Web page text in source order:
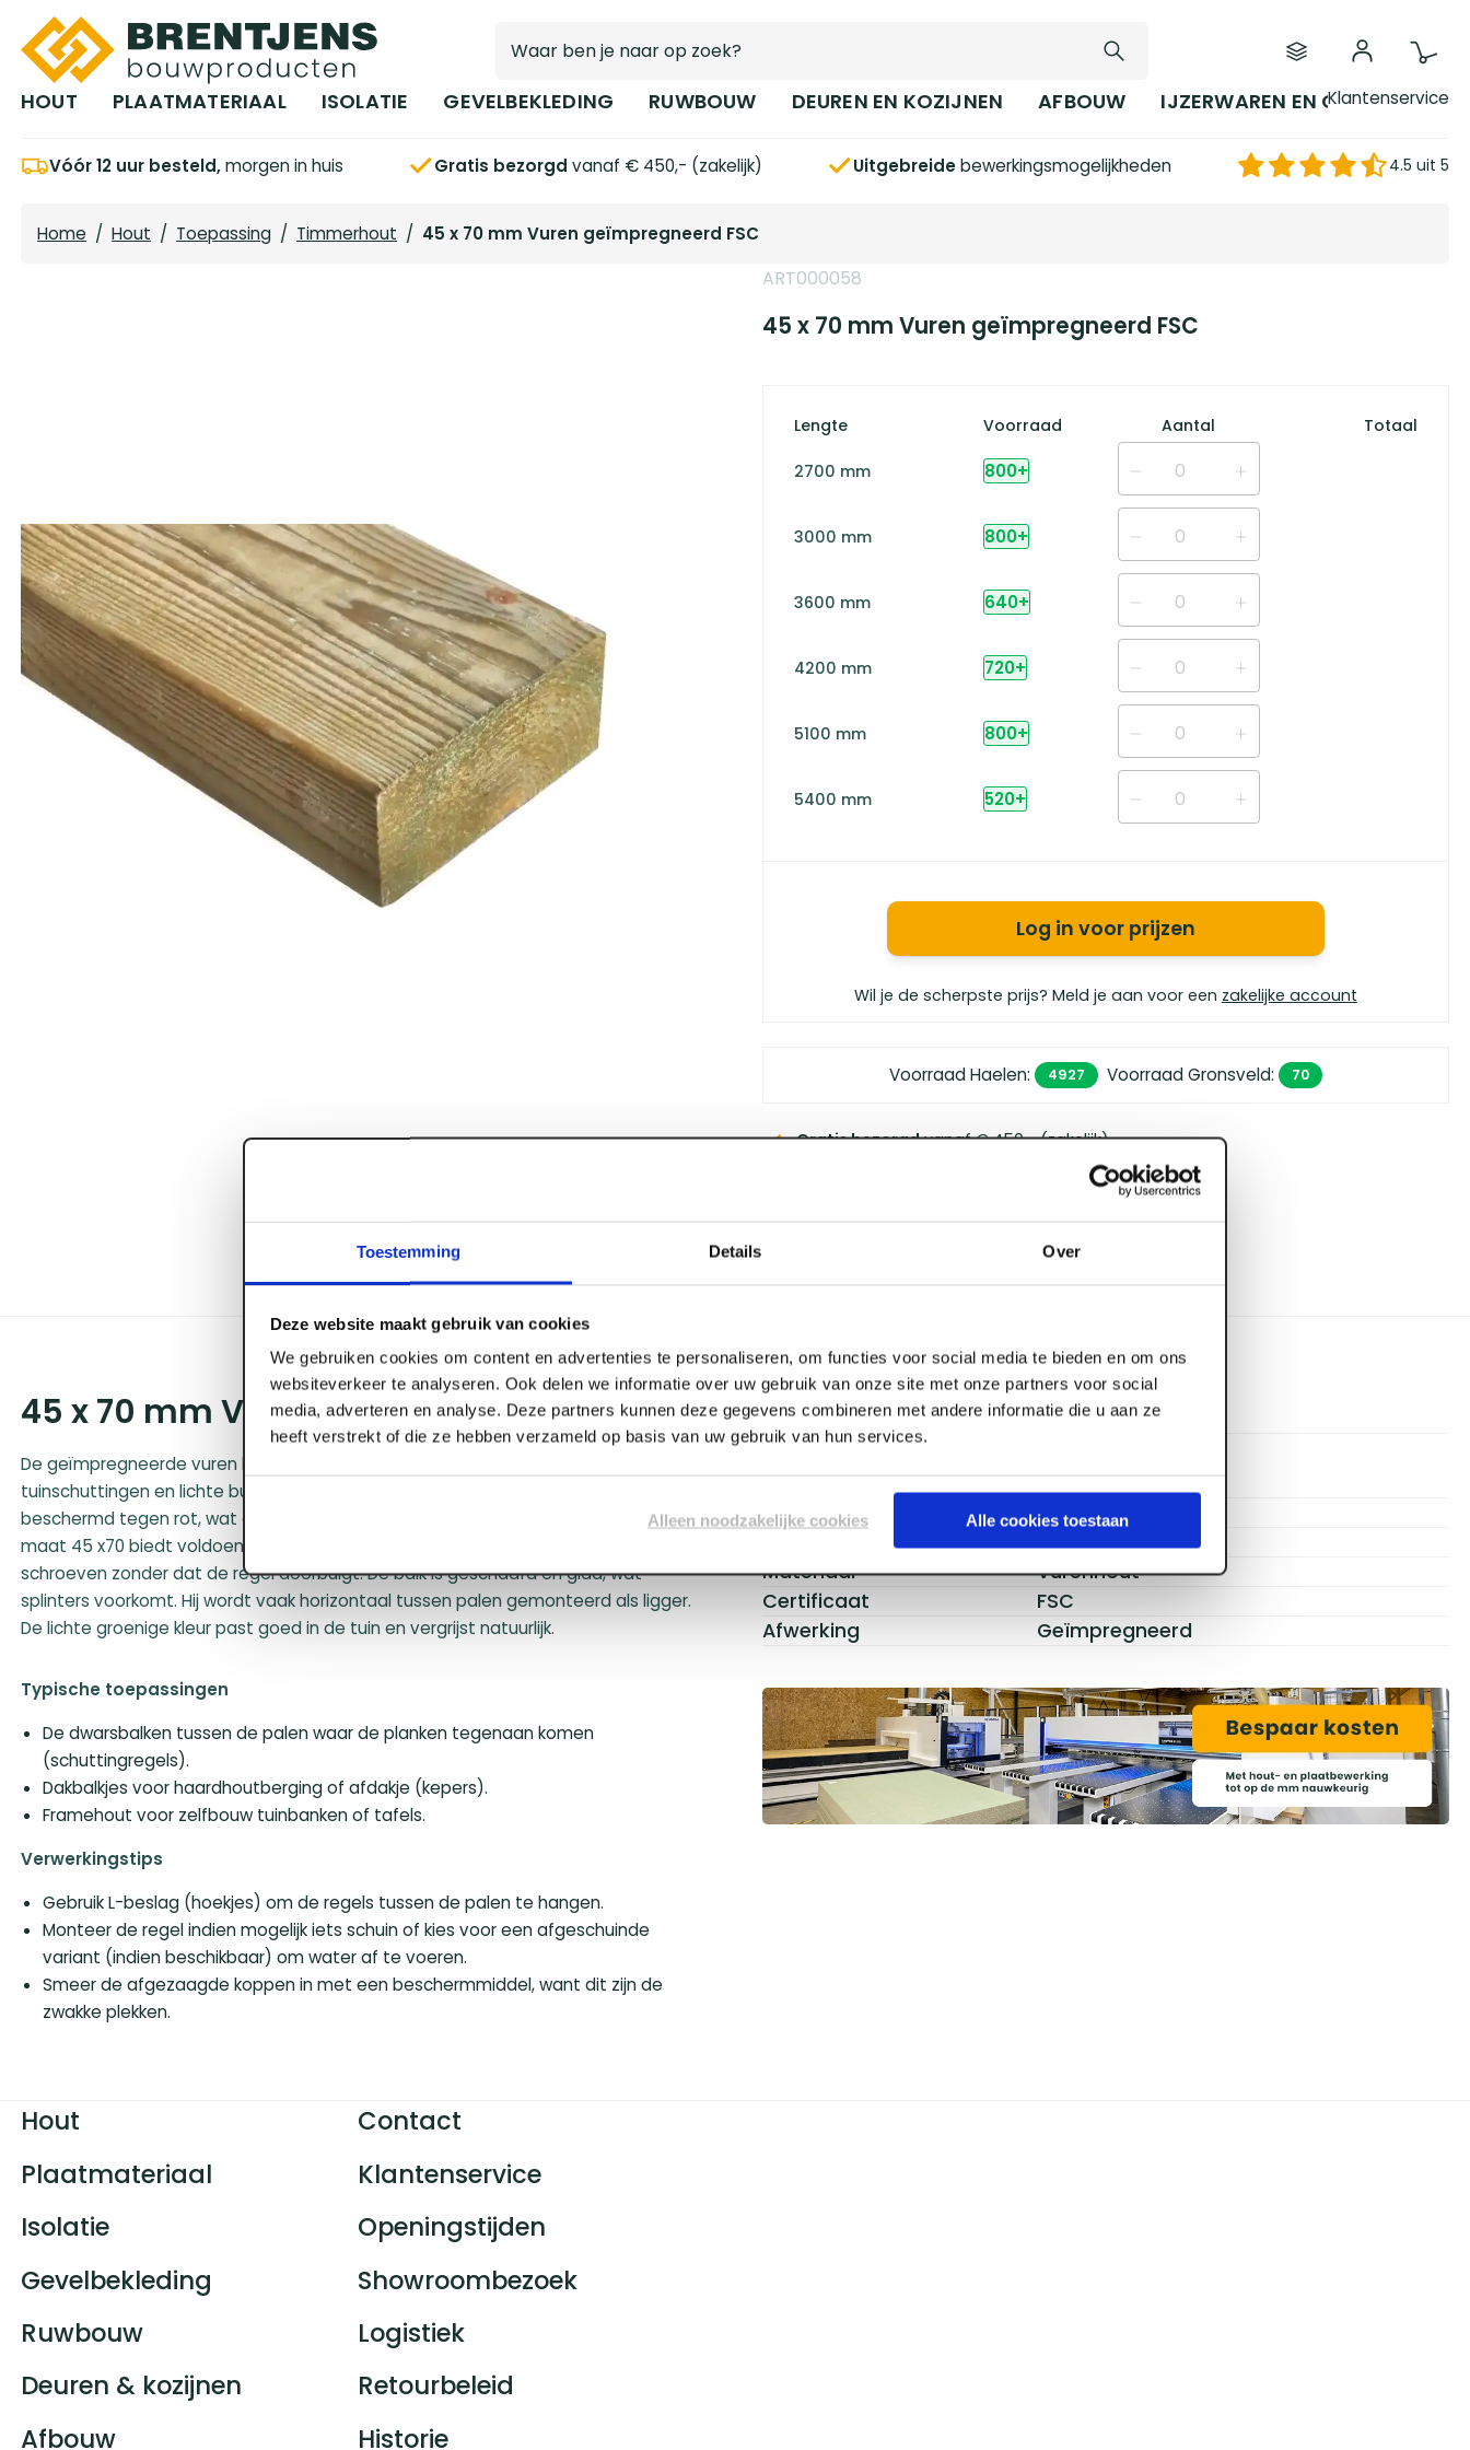
Toestemming Details Over
Deze website maakt gebruik van cookies
We gebruiken cookies om content en advertenties te personaliseren, om functies voor social media te bieden en om ons
websiteverkeer te analyseren. Ook delen we informatie over uw gebruik van onze site met onze partners voor social
media, adverteren en analyse. Deze partners kunnen deze gegevens combineren met andere informatie die u aan ze
heeft verstrekt of die ze hebben verzameld op basis van uw gebruik van hun services.
Alleen noodzakelijke cookies Alle cookies toestaan
Ga naar hoofdinhoud
HOUT PLAATMATERIAAL ISOLATIE GEVELBEKLEDING RUWBOUW DEUREN EN KOZIJNEN AFBOUW IJZERWAREN EN GEREEDSCHAP
Klantenservice
Vóór 12 uur besteld,morgen in huis Gratis bezorgd vanaf € 450,- (zakelijk) Uitgebreidebewerkingsmogelijkheden 4.5 uit 5
Home / Hout / Toepassing / Timmerhout / 45 x 70 mm Vuren geïmpregneerd FSC
ART000058
45 x 70 mm Vuren geïmpregneerd FSC
Lengte Voorraad Aantal Totaal
2700 mm 800+
3000 mm 800+
3600 mm 640+
4200 mm 720+
5100 mm 800+
5400 mm 520+
Log in voor prijzen
Wil je de scherpste prijs? Meld je aan voor een zakelijke account
Voorraad Haelen: 4927 Voorraad Gronsveld: 70
Gratis bezorgdvanaf € 450,- (zakelijk)
van bouwspecialisten
45 x 70 mm Vuren geïmpregneerd FSC
De geïmpregneerde vuren balk van 45 x 70 millimeter is de ideale regel voor
tuinschuttingen en lichte buitenconstructies. Door de verduurzaming is het hout
beschermd tegen rot, wat essentieel is voor de levensduur van uw schutting. De
maat 45 x70 biedt voldoende body om schuttingplanken stevig op vast te
schroeven zonder dat de regel doorbuigt. De balk is geschaafd en glad, wat
splinters voorkomt. Hij wordt vaak horizontaal tussen palen gemonteerd als ligger.
De lichte groenige kleur past goed in de tuin en vergrijst natuurlijk.
Typische toepassingen
De dwarsbalken tussen de palen waar de planken tegenaan komen
(schuttingregels).
Dakbalkjes voor haardhoutberging of afdakje (kepers).
Framehout voor zelfbouw tuinbanken of tafels.
Verwerkingstips
Gebruik L-beslag (hoekjes) om de regels tussen de palen te hangen.
Monteer de regel indien mogelijk iets schuin of kies voor een afgeschuinde
variant (indien beschikbaar) om water af te voeren.
Smeer de afgezaagde koppen in met een beschermmiddel, want dit zijn de
zwakke plekken.
Specificaties
Breedte
70 mm
45 mm
Materiaal
Vurenhout
Certificaat
FSC
Afwerking
Geïmpregneerd
Hout
Plaatmateriaal
Isolatie
Gevelbekleding
Ruwbouw
Deuren & kozijnen
Afbouw
Contact
Klantenservice
Openingstijden
Showroombezoek
Logistiek
Retourbeleid
Historie